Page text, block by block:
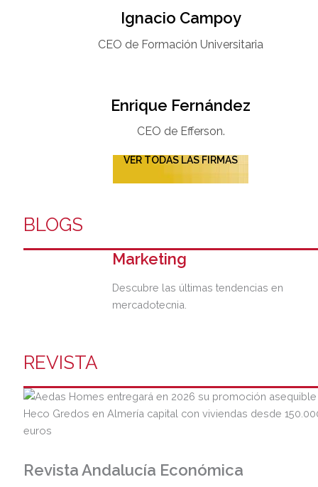
Ignacio Campoy​
CEO de Formación Universitaria​
Enrique Fernández
CEO de Efferson.
VER TODAS LAS FIRMAS
BLOGS
Marketing
Descubre las últimas tendencias en
mercadotecnia.
REVISTA
Revista Andalucía Económica